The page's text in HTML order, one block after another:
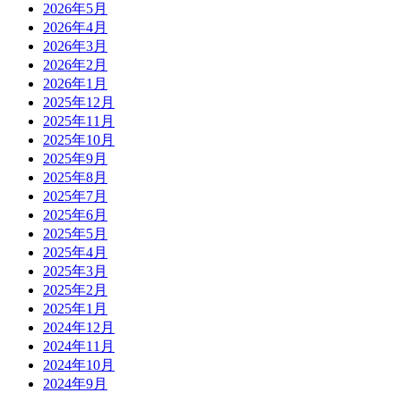
2026年5月
2026年4月
2026年3月
2026年2月
2026年1月
2025年12月
2025年11月
2025年10月
2025年9月
2025年8月
2025年7月
2025年6月
2025年5月
2025年4月
2025年3月
2025年2月
2025年1月
2024年12月
2024年11月
2024年10月
2024年9月